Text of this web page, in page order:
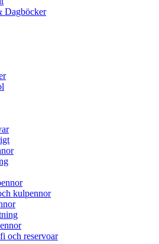
Dagböcker
kulpennor
och reservoar